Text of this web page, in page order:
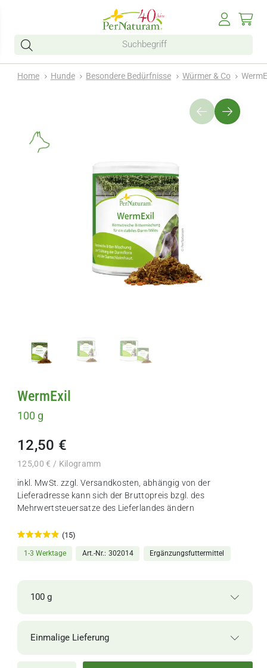
Home Hunde Besondere Bedürfnisse Würmer & Co
WermExil
100 g
12,50 €
125,00 € / Kilogramm
inkl. MwSt. zzgl. Versandkosten , abhängig von der
Lieferadresse kann sich der Bruttopreis bzgl. des
Mehrwertsteuersatze des Lieferlandes ändern
1-3 Werktage Art.-Nr. 302014 Ergänzungsfuttermittel
(15)
100 g
100 g
Werktage
125,00 € / Kilogramm
Einmalige Lieferung